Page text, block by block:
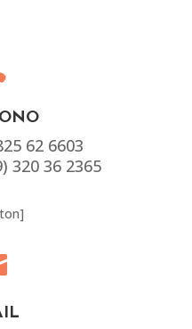
62 6603
320 36 2365